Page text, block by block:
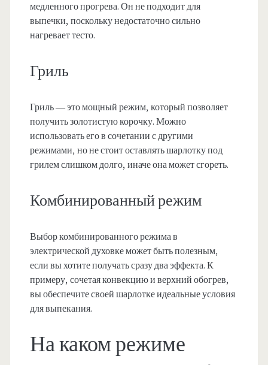
медленного прогрева. Он не подходит для
выпечки, поскольку недостаточно сильно
нагревает тесто.
Гриль
Гриль — это мощный режим, который позволяет
получить золотистую корочку. Можно
использовать его в сочетании с другими
режимами, но не стоит оставлять шарлотку под
грилем слишком долго, иначе она может сгореть.
Комбинированный режим
Выбор комбинированного режима в
электрической духовке может быть полезным,
если вы хотите получать сразу два эффекта. К
примеру, сочетая конвекцию и верхний обогрев,
вы обеспечите своей шарлотке идеальные условия
для выпекания.
На каком режиме